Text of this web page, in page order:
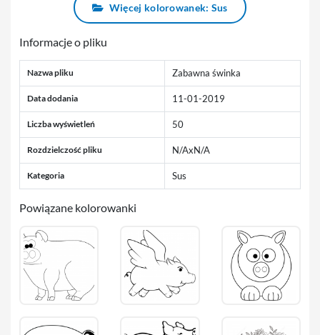
Więcej kolorowanek: Sus
Informacje o pliku
Nazwa pliku Zabawna świnka
Data dodania 11-01-2019
Liczba wyświetleń 50
Rozdzielczość pliku N/AxN/A
Kategoria Sus
Powiązane kolorowanki